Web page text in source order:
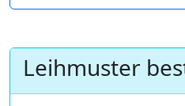
Leihmuster